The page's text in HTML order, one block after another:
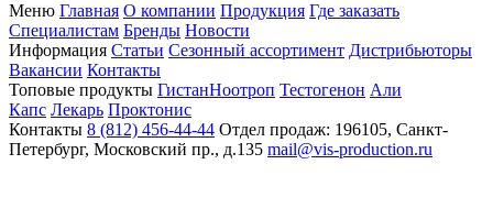
Меню Главная О компании Продукция Где заказать
Специалистам Бренды Новости
Информация Статьи Сезонный ассортимент Дистрибьюторы
Вакансии Контакты
Топовые продукты ГистанНоотроп Тестогенон Али
Капс Лекарь Проктонис
Контакты 8 (812) 456-44-44 Отдел продаж: 196105, Санкт-
Петербург, Московский пр., д.135 mail@vis-production.ru